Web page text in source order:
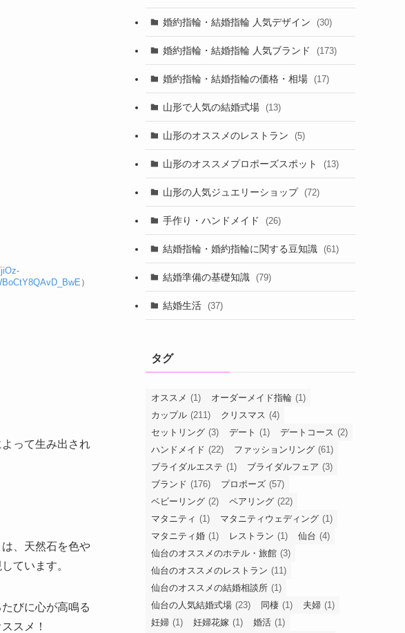
）
って生み出され
、天然石を色や
ています。
びに心が高鳴る
スメ！
婚約指輪・結婚指輪 人気デザイン (30)
婚約指輪・結婚指輪 人気ブランド (173)
婚約指輪・結婚指輪の価格・相場 (17)
山形で人気の結婚式場 (13)
山形のオススメのレストラン (5)
山形のオススメプロポーズスポット (13)
山形の人気ジュエリーショップ (72)
手作り・ハンドメイド (26)
結婚指輪・婚約指輪に関する豆知識 (61)
結婚準備の基礎知識 (79)
結婚生活 (37)
タグ
オススメ (1) オーダーメイド指輪 (1)
カップル (211) クリスマス (4)
セットリング (3) デート (1) デートコース (2)
ハンドメイド (22) ファッションリング (61)
ブライダルエステ (1) ブライダルフェア (3)
ブランド (176) プロポーズ (57)
ベビーリング (2) ペアリング (22)
マタニティ (1) マタニティウェディング (1)
マタニティ婚 (1) レストラン (1) 仙台 (4)
仙台のオススメのホテル・旅館 (3)
仙台のオススメのレストラン (11)
仙台のオススメの結婚相談所 (1)
仙台の人気結婚式場 (23) 同棲 (1) 夫婦 (1)
妊婦 (1) 妊婦花嫁 (1) 婚活 (1)